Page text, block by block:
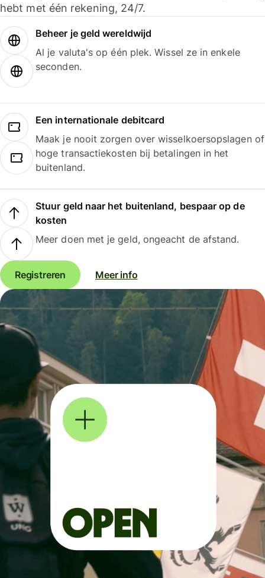
hebt met één rekening, 24/7.
Beheer je geld wereldwijd
Al je valuta's op één plek. Wissel ze in enkele
seconden.
Een internationale debitcard
Maak je nooit zorgen over wisselkoersopslagen of
hoge transactiekosten bij betalingen in het
buitenland.
Stuur geld naar het buitenland, bespaar op de
kosten
Meer doen met je geld, ongeacht de afstand.
Registreren Meer info